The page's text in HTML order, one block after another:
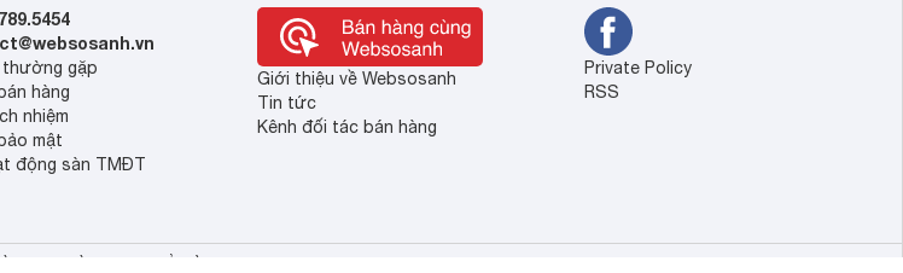
thị
thường gặp
hàng
nhiệm
mật
động sàn TMĐT
Giới thiệu về Websosanh
Tin tức
Kênh đối tác bán hàng
Private Policy
RSS
thuộc về Công ty cổ phần So Sánh Việt Nam